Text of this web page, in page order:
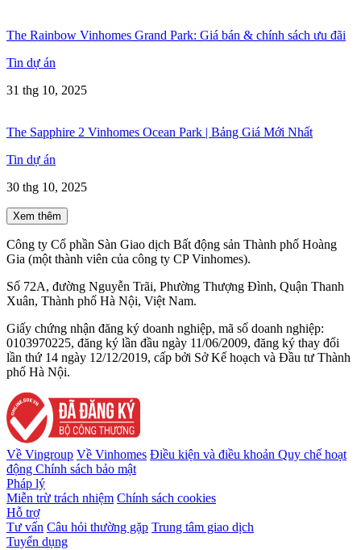
The Rainbow Vinhomes Grand Park: Giá bán & chính sách ưu đãi
Tin dự án
31 thg 10, 2025
The Sapphire 2 Vinhomes Ocean Park | Bảng Giá Mới Nhất
Tin dự án
30 thg 10, 2025
Xem thêm
Công ty Cổ phần Sàn Giao dịch Bất động sản Thành phố Hoàng
Gia (một thành viên của công ty CP Vinhomes).
Số 72A, đường Nguyễn Trãi, Phường Thượng Đình, Quận Thanh
Xuân, Thành phố Hà Nội, Việt Nam.
Giấy chứng nhận đăng ký doanh nghiệp, mã số doanh nghiệp:
0103970225, đăng ký lần đầu ngày 11/06/2009, đăng ký thay đổi
lần thứ 14 ngày 12/12/2019, cấp bởi Sở Kế hoạch và Đầu tư Thành
phố Hà Nội.
Về Vingroup Về Vinhomes Điều kiện và điều khoản Quy chế hoạt
động Chính sách bảo mật
Pháp lý
Miễn trừ trách nhiệm Chính sách cookies
Hỗ trợ
Tư vấn Câu hỏi thường gặp Trung tâm giao dịch
Tuyển dụng